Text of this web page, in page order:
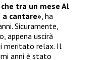
tra un mese Al
cantare» , ha
Sicuramente,
appena uscirà
meritato relax. Il
anni è stato